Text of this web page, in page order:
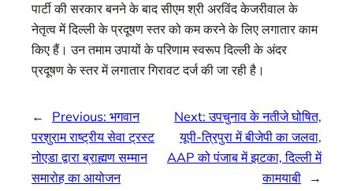
पार्टी की सरकार बनने के बाद सीएम श्री अरविंद केजरीवाल के
नेतृत्व में दिल्ली के प्रदूषण स्तर को कम करने के लिए लगातार काम
किए हैं। उन तमाम उपायों के परिणाम स्वरूप दिल्ली के अंदर
प्रदूषण के स्तर में लगातार गिरावट दर्ज की जा रही है।
← Previous: भगवान
परशुराम राष्ट्रीय सेवा ट्रस्ट
नोएडा द्वारा ब्राह्मण सम्मान
समारोह का आयोजन
Next:उपचुनाव के नतीजे घोषित,
यूपी-त्रिपुरा में बीजेपी का जलवा,
AAP को पंजाब में झटका, दिल्ली में
कामयाबी
→